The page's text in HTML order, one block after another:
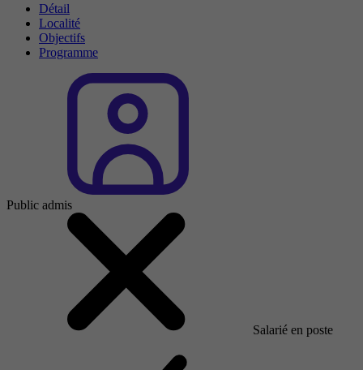
Détail
Localité
Objectifs
Programme
Public admis
Salarié en poste